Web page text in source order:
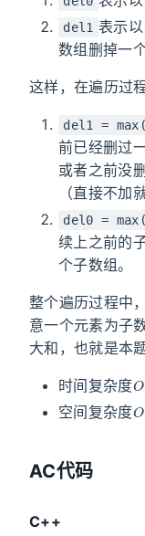
del1 表示
数组删掉一
这样，在遍历过
del1 =
前已经删过
或者之前没
（直接不加
del0 =
续上之前的
个子数组。
整个遍历过程中，
意一个元素为子
大和，也就是本
时间复杂度
空间复杂度
O
AC代码
C++